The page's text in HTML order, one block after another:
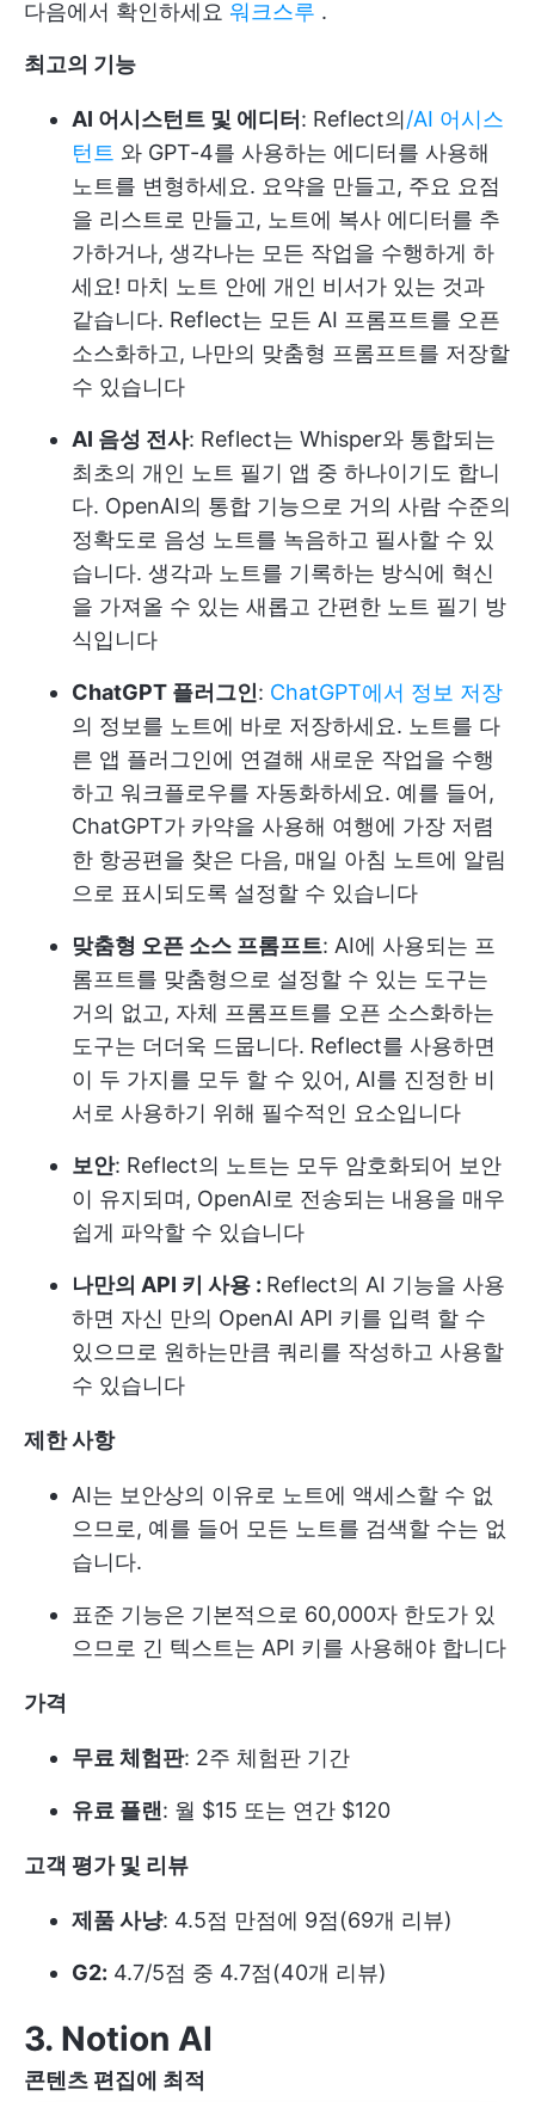
다음에서 확인하세요 워크스루 .
최고의 기능
AI 어시스턴트 및 에디터 : Reflect의/AI 어시스
턴트 와 GPT-4를 사용하는 에디터를 사용해
노트를 변형하세요. 요약을 만들고, 주요 요점
을 리스트로 만들고, 노트에 복사 에디터를 추
가하거나, 생각나는 모든 작업을 수행하게 하
세요! 마치 노트 안에 개인 비서가 있는 것과
같습니다. Reflect는 모든 AI 프롬프트를 오픈
소스화하고, 나만의 맞춤형 프롬프트를 저장할
수 있습니다
AI 음성 전사: Reflect는 Whisper와 통합되는
최초의 개인 노트 필기 앱 중 하나이기도 합니
다. OpenAI의 통합 기능으로 거의 사람 수준의
정확도로 음성 노트를 녹음하고 필사할 수 있
습니다. 생각과 노트를 기록하는 방식에 혁신
을 가져올 수 있는 새롭고 간편한 노트 필기 방
식입니다
ChatGPT 플러그인: ChatGPT에서 정보 저장
의 정보를 노트에 바로 저장하세요. 노트를 다
른 앱 플러그인에 연결해 새로운 작업을 수행
하고 워크플로우를 자동화하세요. 예를 들어,
ChatGPT가 카약을 사용해 여행에 가장 저렴
한 항공편을 찾은 다음, 매일 아침 노트에 알림
으로 표시되도록 설정할 수 있습니다
맞춤형 오픈 소스 프롬프트: AI에 사용되는 프
롬프트를 맞춤형으로 설정할 수 있는 도구는
거의 없고, 자체 프롬프트를 오픈 소스화하는
도구는 더더욱 드뭅니다. Reflect를 사용하면
이 두 가지를 모두 할 수 있어, AI를 진정한 비
서로 사용하기 위해 필수적인 요소입니다
보안: Reflect의 노트는 모두 암호화되어 보안
이 유지되며, OpenAI로 전송되는 내용을 매우
쉽게 파악할 수 있습니다
나만의 API 키 사용 : Reflect의 AI 기능을 사용
하면 자신 만의 OpenAI API 키를 입력 할 수
있으므로 원하는만큼 쿼리를 작성하고 사용할
수 있습니다
제한 사항
AI는 보안상의 이유로 노트에 액세스할 수 없
으므로, 예를 들어 모든 노트를 검색할 수는 없
습니다.
표준 기능은 기본적으로 60,000자 한도가 있
으므로 긴 텍스트는 API 키를 사용해야 합니다
가격
무료 체험판: 2주 체험판 기간
유료 플랜: 월 $15 또는 연간 $120
고객 평가 및 리뷰
제품 사냥: 4.5점 만점에 9점(69개 리뷰)
G2: 4.7/5점 중 4.7점(40개 리뷰)
3. Notion AI
콘텐츠 편집에 최적